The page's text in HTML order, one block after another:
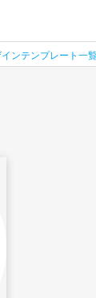
ンテンプレート一